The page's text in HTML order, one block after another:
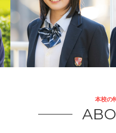
本校の